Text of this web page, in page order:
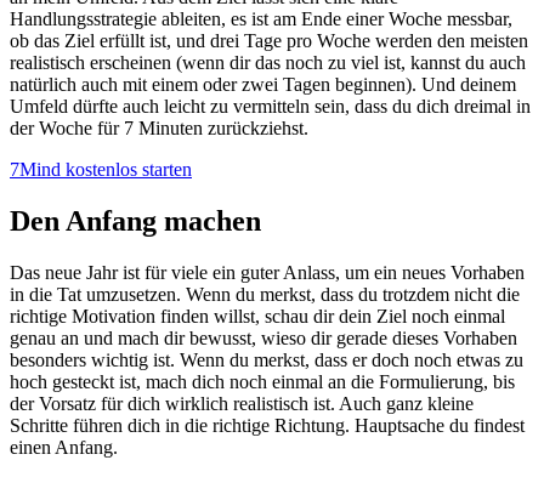
Handlungsstrategie ableiten, es ist am Ende einer Woche messbar,
ob das Ziel erfüllt ist, und drei Tage pro Woche werden den meisten
realistisch erscheinen (wenn dir das noch zu viel ist, kannst du auch
natürlich auch mit einem oder zwei Tagen beginnen). Und deinem
Umfeld dürfte auch leicht zu vermitteln sein, dass du dich dreimal in
der Woche für 7 Minuten zurückziehst.
7Mind kostenlos starten
Den Anfang machen
Das neue Jahr ist für viele ein guter Anlass, um ein neues Vorhaben
in die Tat umzusetzen. Wenn du merkst, dass du trotzdem nicht die
richtige Motivation finden willst, schau dir dein Ziel noch einmal
genau an und mach dir bewusst, wieso dir gerade dieses Vorhaben
besonders wichtig ist. Wenn du merkst, dass er doch noch etwas zu
hoch gesteckt ist, mach dich noch einmal an die Formulierung, bis
der Vorsatz für dich wirklich realistisch ist. Auch ganz kleine
Schritte führen dich in die richtige Richtung. Hauptsache du findest
einen Anfang.